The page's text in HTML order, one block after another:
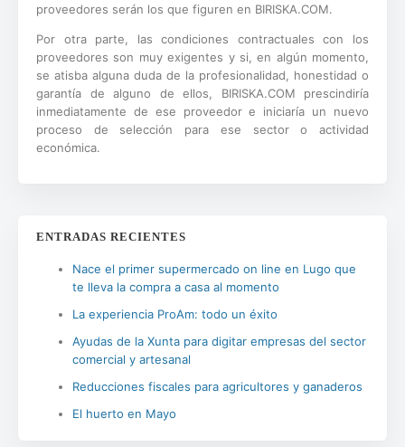
proveedores serán los que figuren en BIRISKA.COM.
Por otra parte, las condiciones contractuales con los
proveedores son muy exigentes y si, en algún momento,
se atisba alguna duda de la profesionalidad, honestidad o
garantía de alguno de ellos, BIRISKA.COM prescindiría
inmediatamente de ese proveedor e iniciaría un nuevo
proceso de selección para ese sector o actividad
económica.
ENTRADAS RECIENTES
Nace el primer supermercado on line en Lugo que
te lleva la compra a casa al momento
La experiencia ProAm: todo un éxito
Ayudas de la Xunta para digitar empresas del sector
comercial y artesanal
Reducciones fiscales para agricultores y ganaderos
El huerto en Mayo